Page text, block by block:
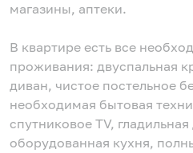
магазины, аптеки.
В квартире есть все
проживания: двуспальная
диван, чистое постельное
необходимая бытовая
спутниковое TV,
оборудованная кухня,